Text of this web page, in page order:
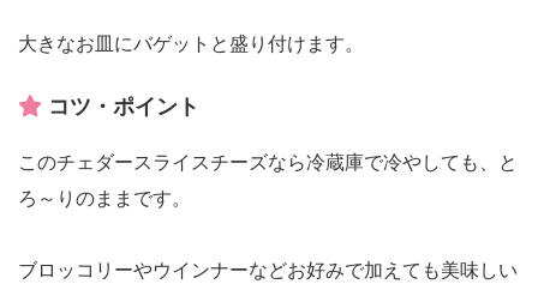
大きなお皿にバゲットと盛り付けます。
コツ・ポイント
このチェダースライスチーズなら冷蔵庫で冷やしても、と
ろ～りのままです。
ブロッコリーやウインナーなどお好みで加えても美味しい